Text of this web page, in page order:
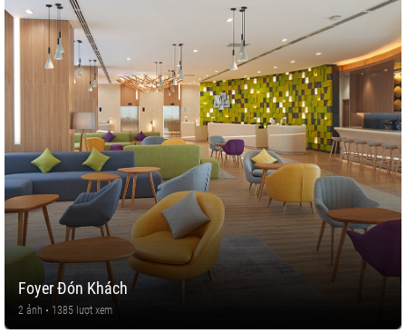
Foyer Đón Khách
2 ảnh • 1385 lượt xem